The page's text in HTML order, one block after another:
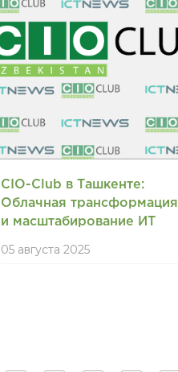
CIO-Club в Ташкенте:
Облачная трансформация
и масштабирование ИТ
05 августа 2025